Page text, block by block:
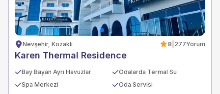
Nevşehir, Kozaklı 8 277Yorum
Karen Thermal Residence
Bay Bayan Ayrı Havuzlar
Odalarda Termal Su
Spa Merkezi
Oda Servisi